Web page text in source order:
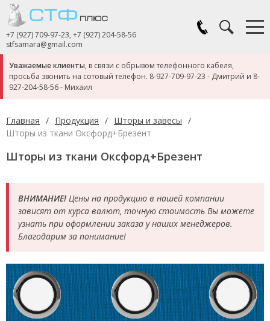
+7 (927) 709-97-23, +7 (927) 204-58-56
stfsamara@gmail.com
Уважаемые клиенты, в связи с обрывом телефонного кабеля,
просьба звонить на сотовый телефон. 8-927-709-97-23 - Дмитрий и 8-
927-204-58-56- Михаил
Главная / Продукция / Шторы и завесы /
Шторы из ткани Оксфорд+Брезент
Шторы из ткани Оксфорд+Брезент
ВНИМАНИЕ! Цены на продукцию в нашей компании
зависят от курса валют, точную стоимость Вы можете
узнать при оформлении заказа у наших менеджеров.
Благодарим за понимание!